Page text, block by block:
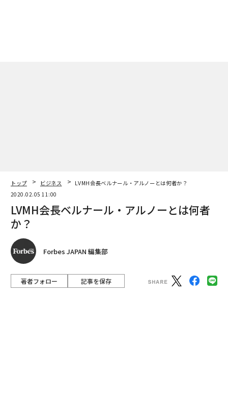
トップ ビジネス
LVMH会長ベルナール・アルノーとは何者か？
2020.02.05 11:00
LVMH会長ベルナール・アルノーとは何者
か？
Forbes JAPAN 編集部
著者フォロー 記事を保存